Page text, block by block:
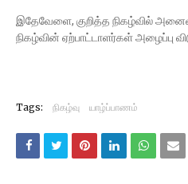
இதேவேளை, குறித்த நிகழ்வில்
நிகழ்வின் ஏற்பாட்டாளர்கள் அழைப்பு
Tags: நிகழ்வு யாழ்ப்பாணம்